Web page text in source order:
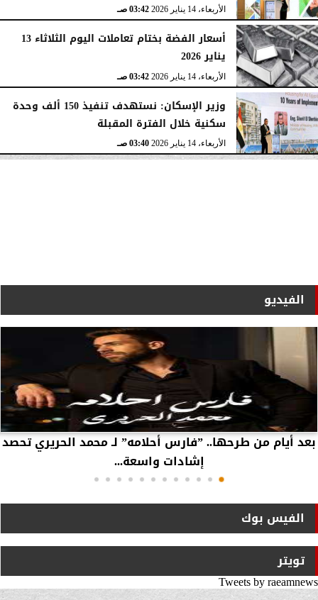
الأربعاء، 14 يناير 2026 03:42 صـ
أسعار الفضة بختام تعاملات اليوم الثلاثاء 13
يناير 2026
الأربعاء، 14 يناير 2026 03:42 صـ
وزير الإسكان: نستهدف تنفيذ 150 ألف وحدة
سكنية خلال الفترة المقبلة
الأربعاء، 14 يناير 2026 03:40 صـ
الفيديو
بعد أيام من طرحها.. ”فارس أحلامه” لـ محمد الحريري تحصد
إشادات واسعة...
الفيس بوك
تويتر
Tweets by raeamnews